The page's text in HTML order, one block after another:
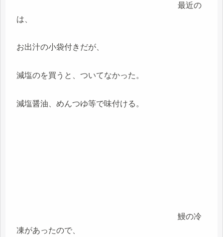
最近の
は、
お出汁の小袋付きだが、
減塩のを買うと、ついてなかった。
減塩醤油、めんつゆ等で味付ける。
鰻の冷
凍があったので、